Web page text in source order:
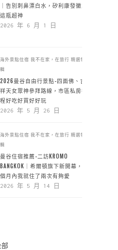
｜告別刺鼻漂白水，矽利康發黴靠
這瓶超神
2026 年 6 月 1 日
海外景點住宿 我不在家，在旅行 精選特
輯
2026曼谷自由行景點-四面佛、吉
祥天女眾神參拜路線，市區私房行
程好吃好買好好玩
2026 年 5 月 26 日
海外景點住宿 我不在家，在旅行 精選特
輯
曼谷住宿推薦-二訪KROMO
BANGKOK｜希爾頓旗下新開幕，一
個月內我就住了兩次有夠愛
2026 年 5 月 14 日
部